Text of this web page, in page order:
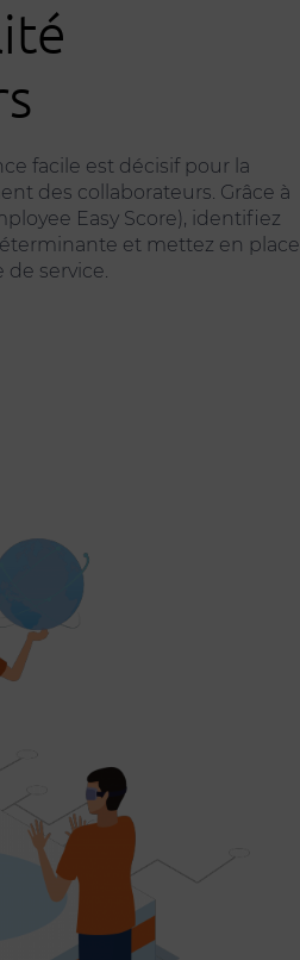
facile est décisif pour la
des collaborateurs. Grâce à
Easy Score), identifiez
et mettez en place
de service.